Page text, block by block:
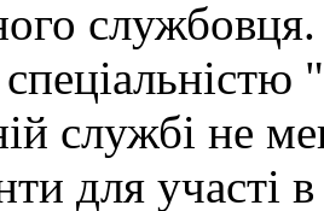
службі не
для участі